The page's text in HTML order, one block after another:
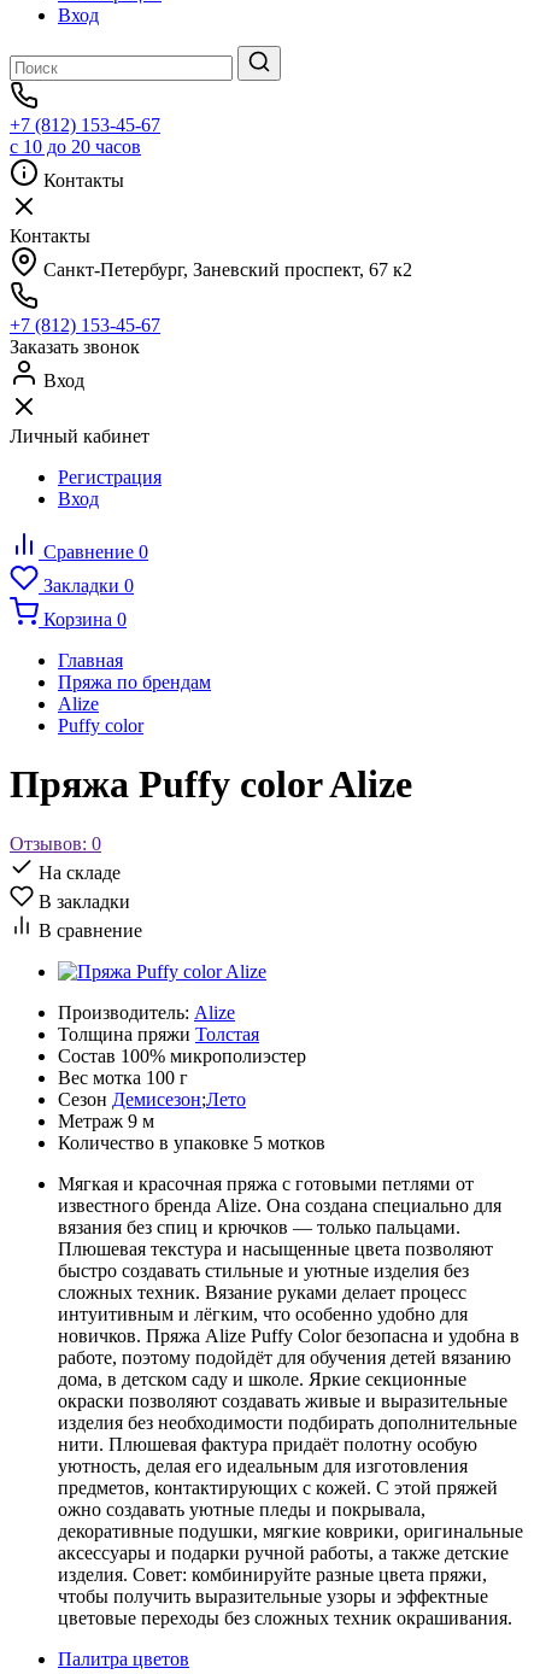
Вход
+7 (812) 153-45-67
с 10 до 20 часов
Контакты
Контакты
Санкт-Петербург, ​Заневский проспект, 67 к2
+7 (812) 153-45-67
Заказать звонок
Вход
Личный кабинет
Регистрация
Вход
Сравнение 0
Закладки 0
Корзина 0
Главная
Пряжа по брендам
Alize
Puffy color
Пряжа Puffy color Alize
Отзывов: 0
На складе
В закладки
В сравнение
Производитель: Alize
Толщина пряжи Толстая
Состав 100% микрополиэстер
Вес мотка 100 г
Сезон Демисезон;Лето
Метраж 9 м
Количество в упаковке 5 мотков
Мягкая и красочная пряжа с готовыми петлями от
известного бренда Alize. Она создана специально для
вязания без спиц и крючков — только пальцами.
Плюшевая текстура и насыщенные цвета позволяют
быстро создавать стильные и уютные изделия без
сложных техник. Вязание руками делает процесс
интуитивным и лёгким, что особенно удобно для
новичков. Пряжа Alize Puffy Color безопасна и удобна в
работе, поэтому подойдёт для обучения детей вязанию
дома, в детском саду и школе. Яркие секционные
окраски позволяют создавать живые и выразительные
изделия без необходимости подбирать дополнительные
нити. Плюшевая фактура придаёт полотну особую
уютность, делая его идеальным для изготовления
предметов, контактирующих с кожей. С этой пряжей
ожно создавать уютные пледы и покрывала,
декоративные подушки, мягкие коврики, оригинальные
аксессуары и подарки ручной работы, а также детские
изделия. Совет: комбинируйте разные цвета пряжи,
чтобы получить выразительные узоры и эффектные
цветовые переходы без сложных техник окрашивания.
Палитра цветов